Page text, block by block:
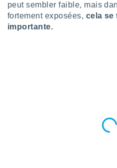
de la
non
peut sembler faible, mais
fortement exposées, cela se
importante.